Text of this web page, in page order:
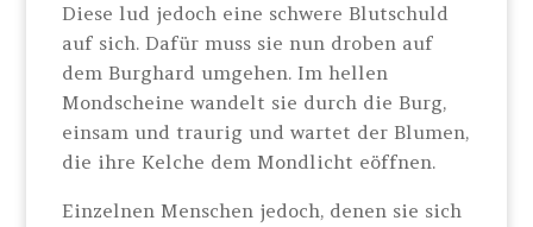
Diese lud jedoch eine schwere Blutschuld
auf sich. Dafür muss sie nun droben auf
dem Burghard umgehen. Im hellen
Mondscheine wandelt sie durch die Burg,
einsam und traurig und wartet der Blumen,
die ihre Kelche dem Mondlicht eöffnen.
Einzelnen Menschen jedoch, denen sie sich